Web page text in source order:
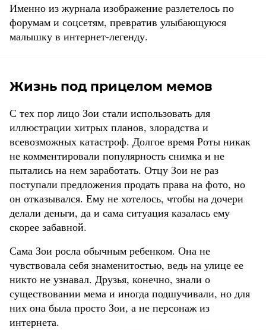
Именно из журнала изображение разлетелось по
форумам и соцсетям, превратив улыбающуюся
малышку в интернет-легенду.
Жизнь под прицелом мемов
С тех пор лицо Зои стали использовать для
иллюстрации хитрых планов, злорадства и
всевозможных катастроф. Долгое время Роты никак
не комментировали популярность снимка и не
пытались на нем заработать. Отцу Зои не раз
поступали предложения продать права на фото, но
он отказывался. Ему не хотелось, чтобы на дочери
делали деньги, да и сама ситуация казалась ему
скорее забавной.
Сама Зои росла обычным ребенком. Она не
чувствовала себя знаменитостью, ведь на улице ее
никто не узнавал. Друзья, конечно, знали о
существовании мема и иногда подшучивали, но для
них она была просто Зои, а не персонаж из
интернета.